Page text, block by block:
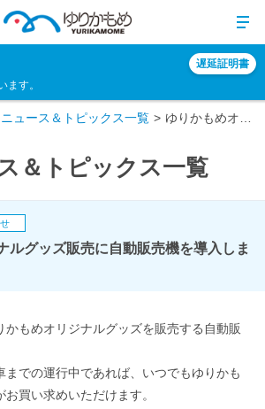
ます。
遅延証明書
ニュース＆トピックス一覧
＆トピックス一覧
ルグッズ販売に自動販売機を導入しま
かもめオリジナルグッズを販売する自動販
までの運行中であれば、いつでもゆりかも
買い求めいただけます。